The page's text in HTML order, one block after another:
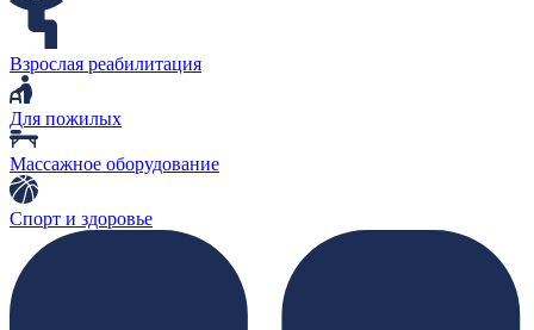
Взрослая реабилитация
Для пожилых
Массажное оборудование
Спорт и здоровье